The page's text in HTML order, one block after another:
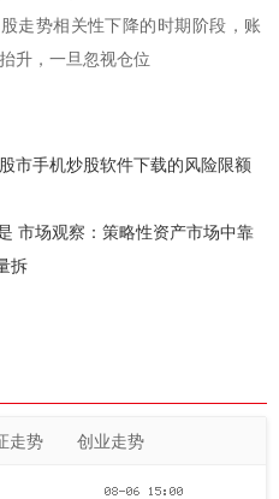
走势相关性下降的时期阶段，账
升，一旦忽视仓位
市手机炒股软件下载的风险限额
市场观察：策略性资产市场中靠
拆
走势 创业走势